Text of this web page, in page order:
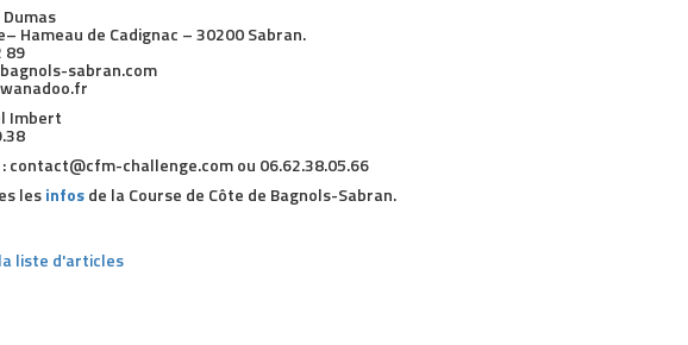
Dumas
Hameau de Cadignac – 30200 Sabran.
89
sabran.com
Imbert
: contact@cfm-challenge.com ou 06.62.38.05.66
lesinfosde la Course de Côte de Bagnols-Sabran.
liste d'articles